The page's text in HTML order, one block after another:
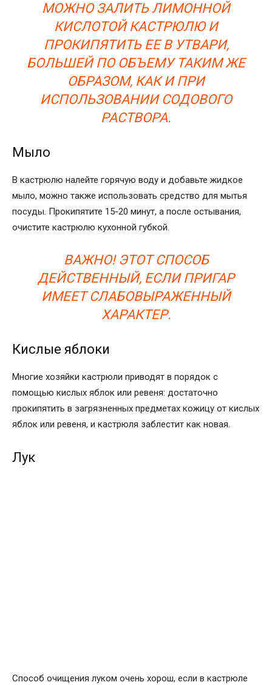
МОЖНО ЗАЛИТЬ ЛИМОННОЙ
КИСЛОТОЙ КАСТРЮЛЮ И
ПРОКИПЯТИТЬ ЕЕ В УТВАРИ,
БОЛЬШЕЙ ПО ОБЪЕМУ ТАКИМ ЖЕ
ОБРАЗОМ, КАК И ПРИ
ИСПОЛЬЗОВАНИИ СОДОВОГО
РАСТВОРА.
Мыло
В кастрюлю налейте горячую воду и добавьте жидкое
мыло, можно также использовать средство для мытья
посуды. Прокипятите 15-20 минут, а после остывания,
очистите кастрюлю кухонной губкой.
ВАЖНО! ЭТОТ СПОСОБ
ДЕЙСТВЕННЫЙ, ЕСЛИ ПРИГАР
ИМЕЕТ СЛАБОВЫРАЖЕННЫЙ
ХАРАКТЕР.
Кислые яблоки
Многие хозяйки кастрюли приводят в порядок с
помощью кислых яблок или ревеня: достаточно
прокипятить в загрязненных предметах кожицу от кислых
яблок или ревеня, и кастрюля заблестит как новая.
Лук
Способ очищения луком очень хорош, если в кастрюле